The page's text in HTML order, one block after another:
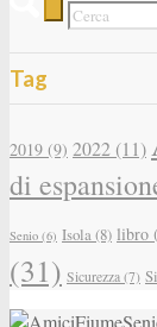
Tag
2019 (9) 2022 (11)
di
Senio (6) Isola(8) libro
(31) Sicurezza (7)